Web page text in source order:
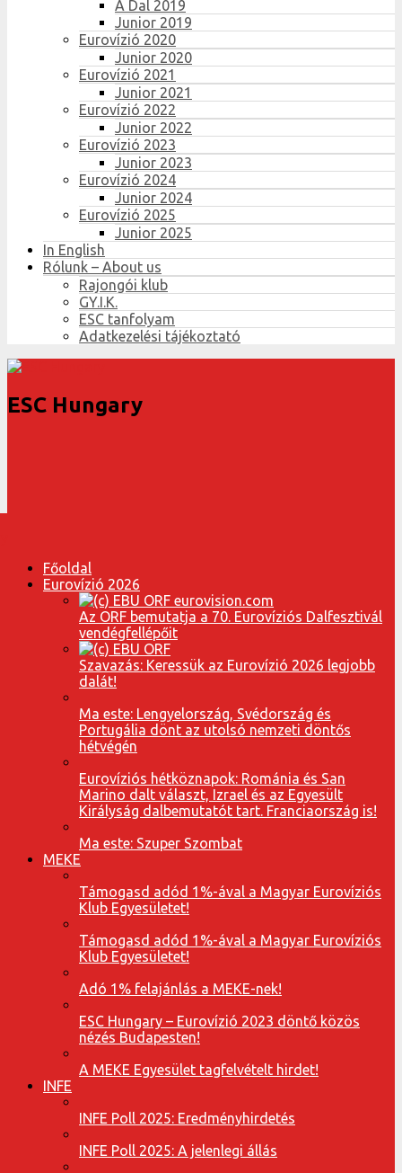
A Dal 2019
Junior 2019
Eurovízió 2020
Junior 2020
Eurovízió 2021
Junior 2021
Eurovízió 2022
Junior 2022
Eurovízió 2023
Junior 2023
Eurovízió 2024
Junior 2024
Eurovízió 2025
Junior 2025
In English
Rólunk – About us
Rajongói klub
GY.I.K.
ESC tanfolyam
Adatkezelési tájékoztató
ESC Hungary
Főoldal
Eurovízió 2026
Az ORF bemutatja a 70. Eurovíziós Dalfesztivál
vendégfellépőit
Szavazás: Keressük az Eurovízió 2026 legjobb
dalát!
Ma este: Lengyelország, Svédország és
Portugália dönt az utolsó nemzeti döntős
hétvégén
Eurovíziós hétköznapok: Románia és San
Marino dalt választ, Izrael és az Egyesült
Királyság dalbemutatót tart. Franciaország is!
Ma este: Szuper Szombat
MEKE
Támogasd adód 1%-ával a Magyar Eurovíziós
Klub Egyesületet!
Támogasd adód 1%-ával a Magyar Eurovíziós
Klub Egyesületet!
Adó 1% felajánlás a MEKE-nek!
ESC Hungary – Eurovízió 2023 döntő közös
nézés Budapesten!
A MEKE Egyesület tagfelvételt hirdet!
INFE
INFE Poll 2025: Eredményhirdetés
INFE Poll 2025: A jelenlegi állás